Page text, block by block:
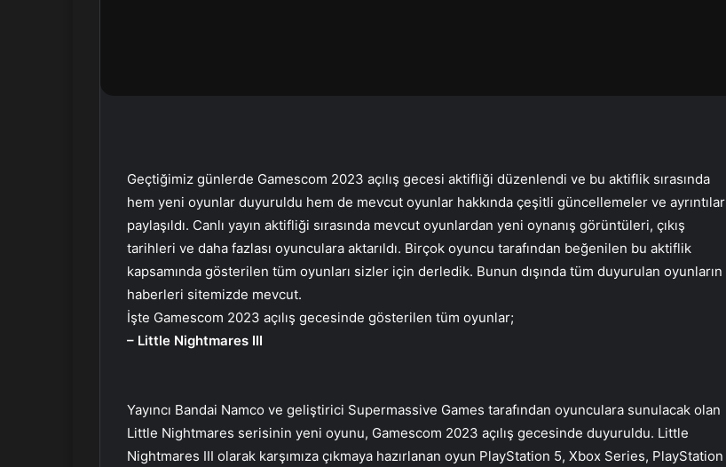
Geçtiğimiz günlerde Gamescom 2023 açılış gecesi aktifliği düzenlendi ve bu aktiflik sırasında
hem yeni oyunlar duyuruldu hem de mevcut oyunlar hakkında çeşitli güncellemeler ve ayrıntılar
paylaşıldı. Canlı yayın aktifliği sırasında mevcut oyunlardan yeni oynanış görüntüleri, çıkış
tarihleri ve daha fazlası oyunculara aktarıldı. Birçok oyuncu tarafından beğenilen bu aktiflik
kapsamında gösterilen tüm oyunları sizler için derledik. Bunun dışında tüm duyurulan oyunların
haberleri sitemizde mevcut.
İşte Gamescom 2023 açılış gecesinde gösterilen tüm oyunlar;
– Little Nightmares III
Yayıncı Bandai Namco ve geliştirici Supermassive Games tarafından oyunculara sunulacak olan
Little Nightmares serisinin yeni oyunu, Gamescom 2023 açılış gecesinde duyuruldu. Little
Nightmares III olarak karşımıza çıkmaya hazırlanan oyun PlayStation 5, Xbox Series, PlayStation